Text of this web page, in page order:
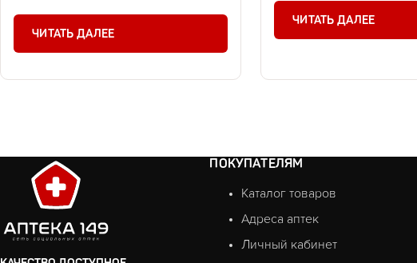
ЧИТАТЬ ДАЛЕЕ
ЧИТАТЬ ДАЛЕЕ
ПОКУПАТЕЛЯМ
Каталог товаров
Адреса аптек
Личный кабинет